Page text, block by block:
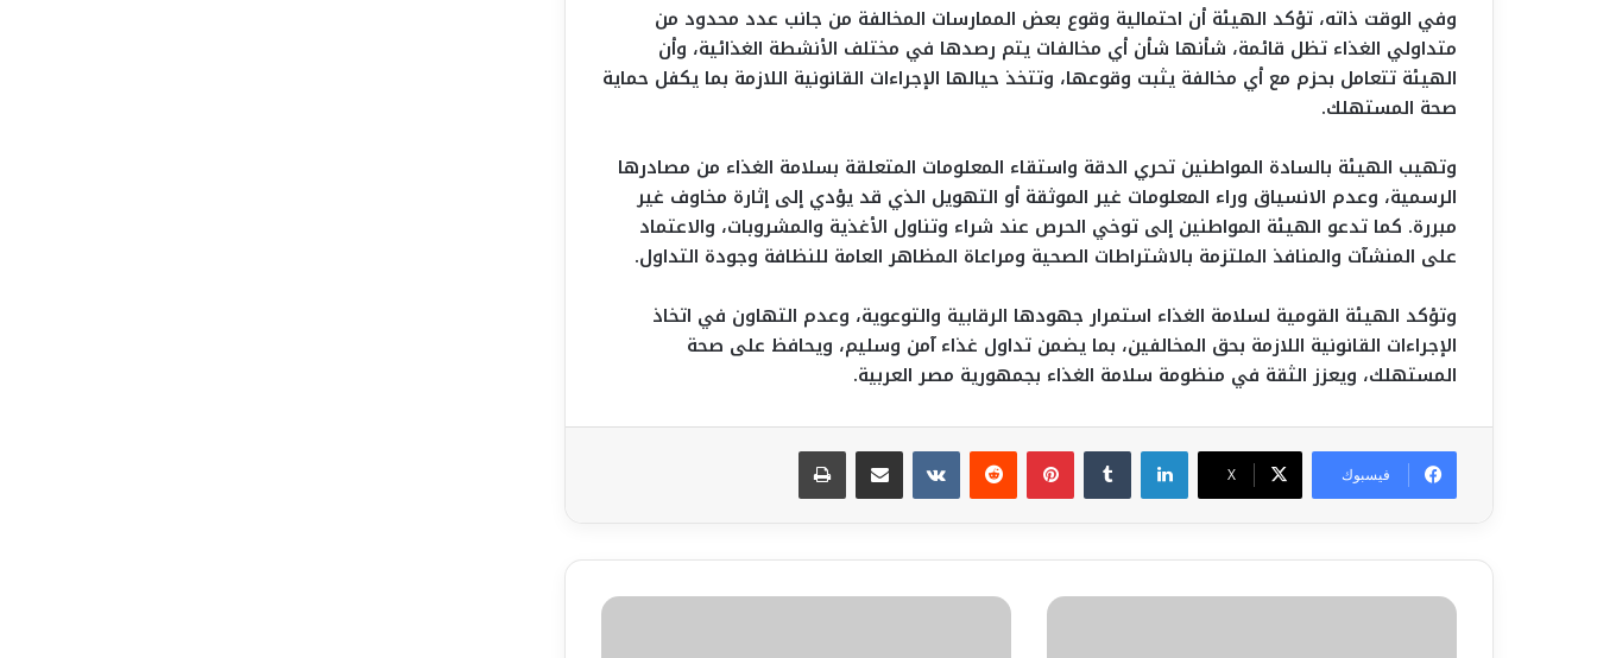
وفي الوقت ذاته، تؤكد الهيئة أن احتمالية وقوع بعض الممارسات المخالفة من جانب عدد محدود من
متداولي الغذاء تظل قائمة، شأنها شأن أي مخالفات يتم رصدها في مختلف الأنشطة الغذائية، وأن
الهيئة تتعامل بحزم مع أي مخالفة يثبت وقوعها، وتتخذ حيالها الإجراءات القانونية اللازمة بما يكفل حماية
صحة المستهلك.
وتهيب الهيئة بالسادة المواطنين تحري الدقة واستقاء المعلومات المتعلقة بسلامة الغذاء من مصادرها
الرسمية، وعدم الانسياق وراء المعلومات غير الموثقة أو التهويل الذي قد يؤدي إلى إثارة مخاوف غير
مبررة. كما تدعو الهيئة المواطنين إلى توخي الحرص عند شراء وتناول الأغذية والمشروبات، والاعتماد
على المنشآت والمنافذ الملتزمة بالاشتراطات الصحية ومراعاة المظاهر العامة للنظافة وجودة التداول.
وتؤكد الهيئة القومية لسلامة الغذاء استمرار جهودها الرقابية والتوعوية، وعدم التهاون في اتخاذ
الإجراءات القانونية اللازمة بحق المخالفين، بما يضمن تداول غذاء آمن وسليم، ويحافظ على صحة
المستهلك، ويعزز الثقة في منظومة سلامة الغذاء بجمهورية مصر العربية.
فيسبوك ‫X
لينكدإن بينتيريست مشاركة عبر البريد طباعة
القائم
معهد